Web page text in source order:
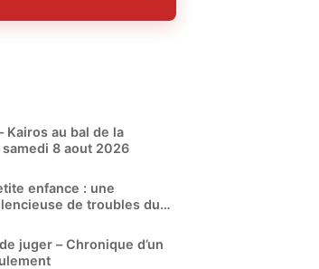
Kairos au bal de la
8 aout 2026
enfance : une
de troubles du
juger – Chronique d’un